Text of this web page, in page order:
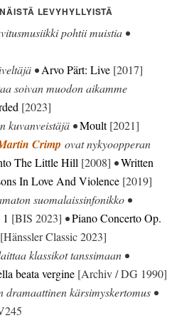
LEVYHYLLYISTÄ
pohtii muistia •
•Arvo Pärt: Live [2017]
soivan muodon aikamme
[2023]
kuvanveistäjä •Moult[2021]
Crimp ovat nykyoopperan
The Little Hill [2008] •Written
In Love And Violence [2019]
suomalaissinfonikko •
[BIS 2023] •Piano Concerto Op.
[Hänssler Classic 2023]
klassikot tanssimaan •
beata vergine [Archiv / DG 1990]
dramaattinen kärsimyskertomus •